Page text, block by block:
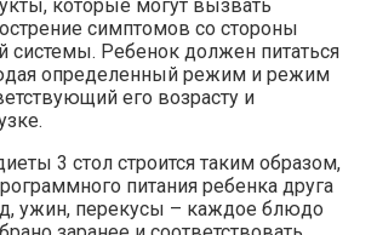
которые могут вызвать
симптомов со стороны
системы. Ребенок должен питаться
определенный режим и режим
его возрасту и
3 стол строится таким образом,
питания ребенка друга
ужин, перекусы – каждое блюдо